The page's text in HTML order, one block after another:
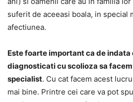
suferit de aceeasi boala, in special
afectiunea.
Este foarte important ca de indata
diagnosticati cu scolioza sa
specialist. Cu cat facem acest
mai bine. Printre cei care va pot